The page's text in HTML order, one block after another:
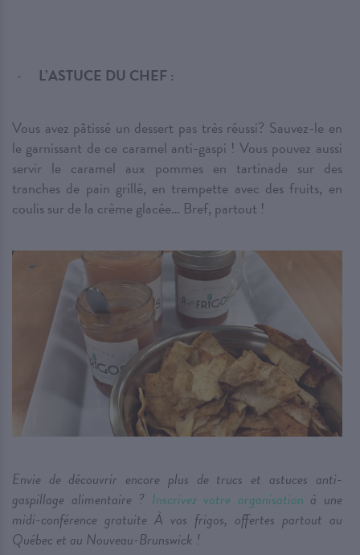
L’ASTUCE DU CHEF :
Vous avez pâtissé un dessert pas très réussi? Sauvez-le en
le garnissant de ce caramel anti-gaspi ! Vous pouvez aussi
servir le caramel aux pommes en tartinade sur des
tranches de pain grillé, en trempette avec des fruits, en
coulis sur de la crème glacée… Bref, partout !
Envie de découvrir encore plus de trucs et astuces anti-
gaspillage alimentaire ? Inscrivez votre organisation à une
midi-conférence gratuite À vos frigos, offertes partout au
Québec et au Nouveau-Brunswick !